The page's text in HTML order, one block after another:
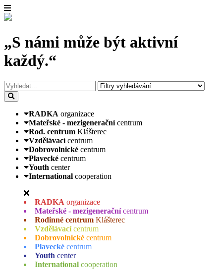
„S námi může být aktivní
každý.“
RADKA organizace
Mateřské - mezigenerační centrum
Rod. centrum Klášterec
Vzdělávací centrum
Dobrovolnické centrum
Plavecké centrum
Youth center
International cooperation
RADKA organizace
Mateřské - mezigenerační centrum
Rodinné centrum Klášterec
Vzdělávací centrum
Dobrovolnické centrum
Plavecké centrum
Youth center
International cooperation